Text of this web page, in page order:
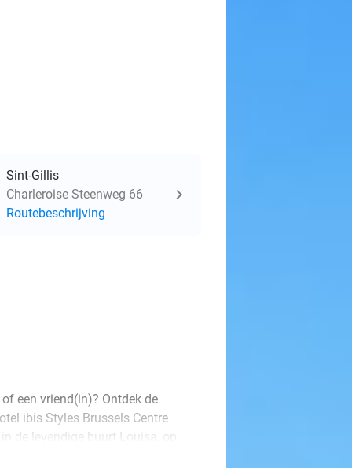
Sint-Gillis
Charleroise Steenweg 66
Routebeschrijving
een vriend(in)? Ontdek de
ibis Styles Brussels Centre
de levendige buurt Louisa, op